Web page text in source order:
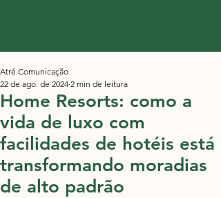
Home Resorts: como a
vida de luxo com
facilidades de hotéis está
transformando moradias
de alto padrão
Atré Comunicação
22 de ago. de 2024 2 min de leitura